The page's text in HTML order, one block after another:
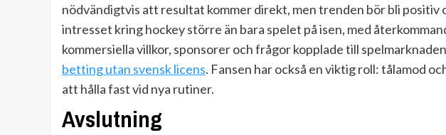
nödvändigtvis att resultat kommer direkt, men trenden bör bli positiv
intresset kring hockey större än bara spelet på isen, med
kommersiella villkor, sponsorer och frågor kopplade till
betting utan svensk licens. Fansen har också en viktig roll: tålamod
att hålla fast vid nya rutiner.
Avslutning